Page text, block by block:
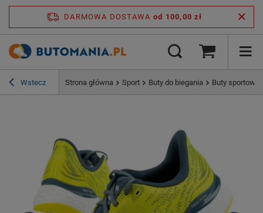
DARMOWA DOSTAWA od 100,00 zł
Wstecz Strona główna Sport Buty do biegania Buty sportowe